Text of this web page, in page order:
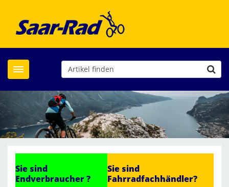
Toggle navigation
Sie sind
Endverbraucher ?
Sie sind
Fahrradfachhändler?